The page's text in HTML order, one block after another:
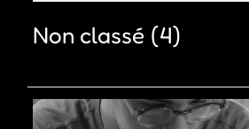
Non classé (4)